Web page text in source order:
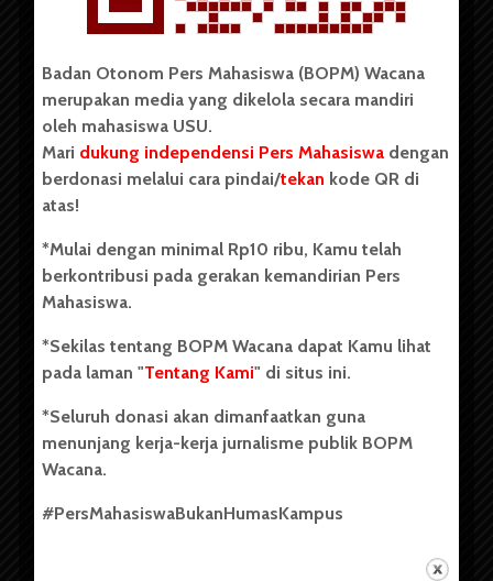
Copyright © 2023. All rights reserved BOPM WACANA.
Badan Otonom Pers Mahasiswa (BOPM) Wacana merupakan
pers mahasiswa yang berdiri di luar kampus dan dikelola
(USU). Sebelumnya BOPM Wacana merupakan salah satu
Unit Kegiatan Mahasiswa (UKM) di Universitas Sumatera
berdiri pada 1 Juli 1995.
Tentang Kami
Badan Otonom Pers Mahasiswa (BOPM) Wacana
merupakan media yang dikelola secara mandiri
oleh mahasiswa USU.
Mari dukung independensi Pers Mahasiswa dengan
berdonasi melalui cara pindai/tekan kode QR di
atas!
*Mulai dengan minimal Rp10 ribu, Kamu telah
berkontribusi pada gerakan kemandirian Pers
Mahasiswa.
*Sekilas tentang BOPM Wacana dapat Kamu lihat
pada laman "Tentang Kami" di situs ini.
*Seluruh donasi akan dimanfaatkan guna
menunjang kerja-kerja jurnalisme publik BOPM
Wacana.
#PersMahasiswaBukanHumasKampus